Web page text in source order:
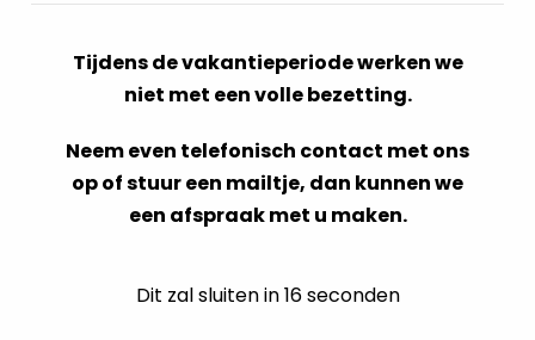
Contact
Maak een afspraak in on onzesfeerkamer
persoonlijk advies die aansluit op uw situatie.
Neem gerust vrijblijvend contact
u graag te woord.
Tijdens de vakantieperiode werken we
niet met een volle bezetting.
Neem even telefonisch contact met ons
op of stuur een mailtje, dan kunnen we
een afspraak met u maken.
Dit zal sluiten in16seconden